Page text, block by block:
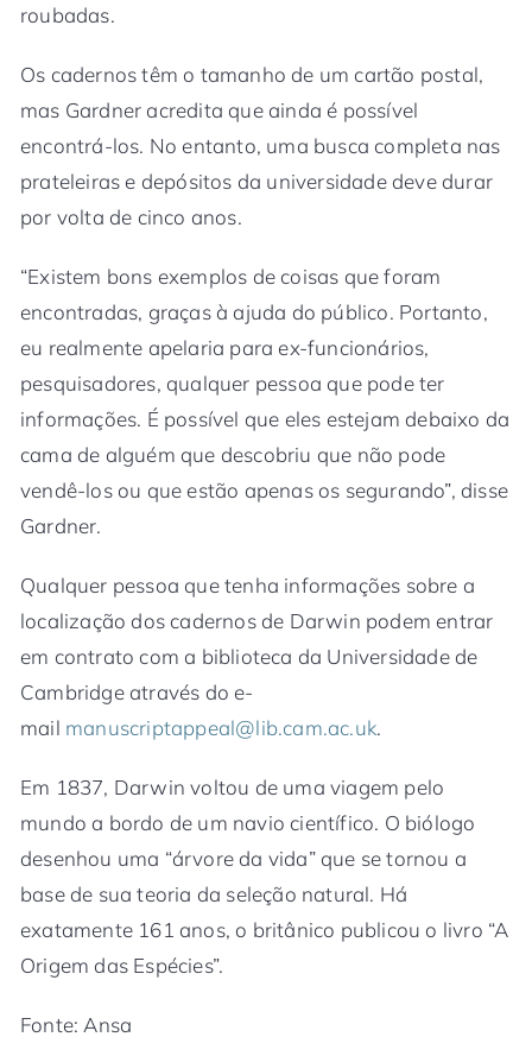
roubadas.
Os cadernos têm o tamanho de um cartão postal,
mas Gardner acredita que ainda é possível
encontrá-los. No entanto, uma busca completa nas
prateleiras e depósitos da universidade deve durar
por volta de cinco anos.
“Existem bons exemplos de coisas que foram
encontradas, graças à ajuda do público. Portanto,
eu realmente apelaria para ex-funcionários,
pesquisadores, qualquer pessoa que pode ter
informações. É possível que eles estejam debaixo da
cama de alguém que descobriu que não pode
vendê-los ou que estão apenas os segurando”, disse
Gardner.
Qualquer pessoa que tenha informações sobre a
localização dos cadernos de Darwin podem entrar
em contrato com a biblioteca da Universidade de
Cambridge através do e-
mail manuscriptappeal@lib.cam.ac.uk.
Em 1837, Darwin voltou de uma viagem pelo
mundo a bordo de um navio científico. O biólogo
desenhou uma “árvore da vida” que se tornou a
base de sua teoria da seleção natural. Há
exatamente 161 anos, o britânico publicou o livro “A
Origem das Espécies”.
Fonte: Ansa